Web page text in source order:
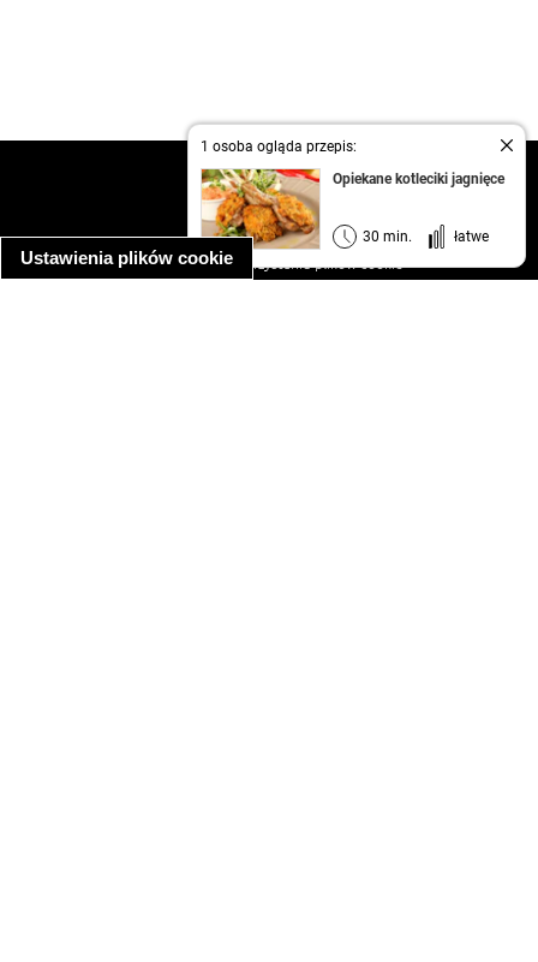
Ustawienia plików cookie
1 osoba ogląda przepis:
Opiekane kotleciki jagnięce
30 min. łatwe
kontakt
regulamin
informacja o prywatności
informacja o wykorzystaniu plików cookie